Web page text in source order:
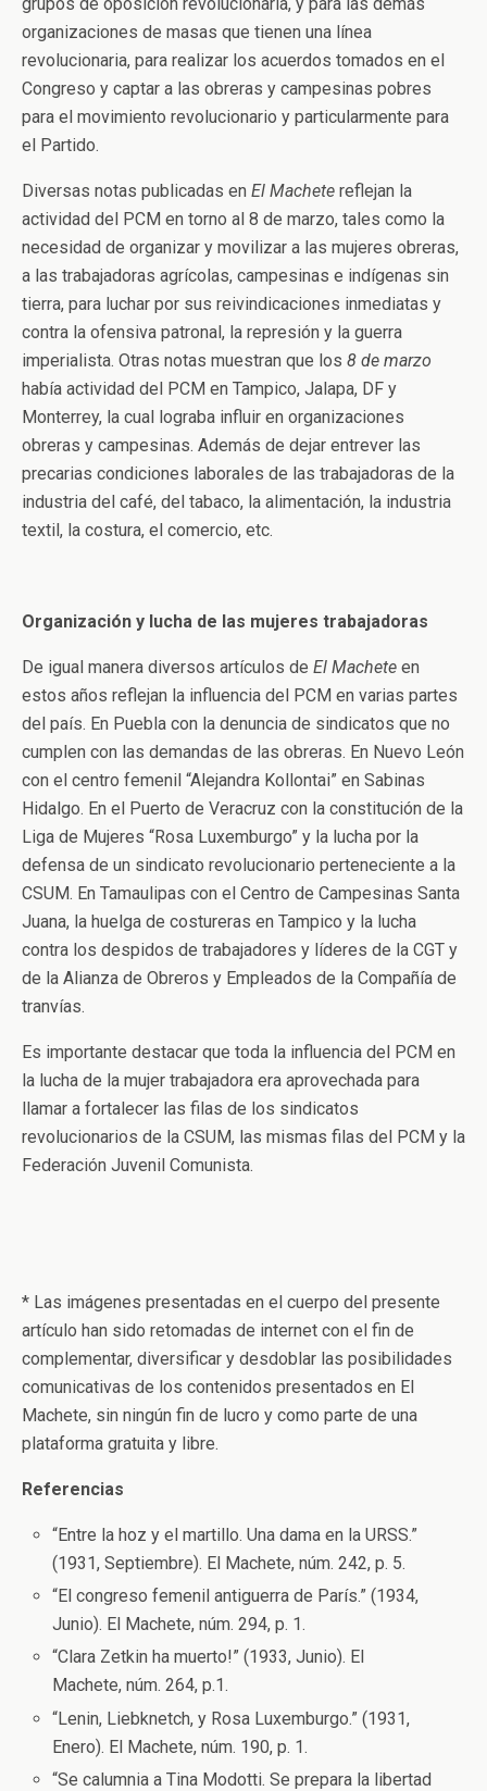
organizaciones de masas que tienen una línea
revolucionaria, para realizar los acuerdos tomados en el
Congreso y captar a las obreras y campesinas pobres
para el movimiento revolucionario y particularmente para
el Partido.
Diversas notas publicadas en El Machete reflejan la
actividad del PCM en torno al 8 de marzo, tales como la
necesidad de organizar y movilizar a las mujeres obreras,
a las trabajadoras agrícolas, campesinas e indígenas sin
tierra, para luchar por sus reivindicaciones inmediatas y
contra la ofensiva patronal, la represión y la guerra
imperialista. Otras notas muestran que los 8 de marzo
había actividad del PCM en Tampico, Jalapa, DF y
Monterrey, la cual lograba influir en organizaciones
obreras y campesinas. Además de dejar entrever las
precarias condiciones laborales de las trabajadoras de la
industria del café, del tabaco, la alimentación, la industria
textil, la costura, el comercio, etc.
Organización y lucha de las mujeres trabajadoras
De igual manera diversos artículos de El Machete en
estos años reflejan la influencia del PCM en varias partes
del país. En Puebla con la denuncia de sindicatos que no
cumplen con las demandas de las obreras. En Nuevo León
con el centro femenil “Alejandra Kollontai” en Sabinas
Hidalgo. En el Puerto de Veracruz con la constitución de la
Liga de Mujeres “Rosa Luxemburgo” y la lucha por la
defensa de un sindicato revolucionario perteneciente a la
CSUM. En Tamaulipas con el Centro de Campesinas Santa
Juana, la huelga de costureras en Tampico y la lucha
contra los despidos de trabajadores y líderes de la CGT y
de la Alianza de Obreros y Empleados de la Compañía de
tranvías.
Es importante destacar que toda la influencia del PCM en
la lucha de la mujer trabajadora era aprovechada para
llamar a fortalecer las filas de los sindicatos
revolucionarios de la CSUM, las mismas filas del PCM y la
Federación Juvenil Comunista.
* Las imágenes presentadas en el cuerpo del presente
artículo han sido retomadas de internet con el fin de
complementar, diversificar y desdoblar las posibilidades
comunicativas de los contenidos presentados en El
Machete, sin ningún fin de lucro y como parte de una
plataforma gratuita y libre.
Referencias
“Entre la hoz y el martillo. Una dama en la URSS.”
(1931, Septiembre). El Machete, núm. 242, p. 5.
“El congreso femenil antiguerra de París.” (1934,
Junio). El Machete, núm. 294, p. 1.
“Clara Zetkin ha muerto!” (1933, Junio). El
Machete, núm. 264, p.1.
“Lenin, Liebknetch, y Rosa Luxemburgo.” (1931,
Enero). El Machete, núm. 190, p. 1.
“Se calumnia a Tina Modotti. Se prepara la libertad